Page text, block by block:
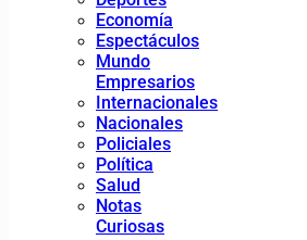
Economía
Espectáculos
Mundo
Empresarios
Internacionales
Nacionales
Policiales
Política
Salud
Notas
Curiosas